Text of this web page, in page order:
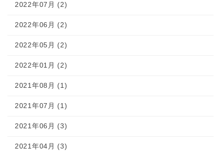
2022年07月 (2)
2022年06月 (2)
2022年05月 (2)
2022年01月 (2)
2021年08月 (1)
2021年07月 (1)
2021年06月 (3)
2021年04月 (3)